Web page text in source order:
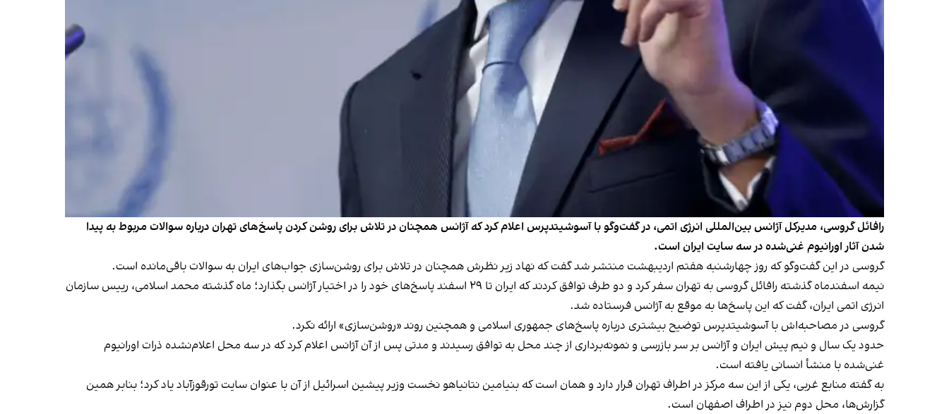
رافائل گروسی، مدیرکل آژانس بین‌المللی انرژی اتمی، در گفت‌وگو با آسوشیتدپرس اعلام کرد که آژانس همچنان در تلاش برای روشن کردن پاسخ‌های تهران درباره سوالات مربوط به پیدا
شدن آثار اورانیوم غنی‌شده در سه سایت ایران است.
گروسی در این گفت‌وگو که روز چهارشنبه هفتم اردیبهشت منتشر شد گفت که نهاد زیر نظرش همچنان در تلاش برای روشن‌سازی جواب‌های ایران به سوالات باقی‌مانده است.
نیمه اسفندماه گذشته رافائل گروسی به تهران سفر کرد و دو طرف توافق کردند که ایران تا ۲۹ اسفند پاسخ‌های خود را در اختیار آژانس بگذارد؛ ماه گذشته محمد اسلامی، رییس سازمان
انرژی اتمی ایران، گفت که این پاسخ‌ها به موقع به آژانس فرستاده شد.
گروسی در مصاحبه‌اش با آسوشیتدپرس توضیح بیشتری درباره پاسخ‌های جمهوری اسلامی و همچنین روند «روشن‌سازی» ارائه نکرد.
حدود یک سال و نیم پیش ایران و آژانس بر سر بازرسی و نمونه‌برداری از چند محل به توافق رسیدند و مدتی پس از آن آژانس اعلام کرد که در سه محل اعلام‌نشده ذرات اورانیوم
غنی‌شده با منشأ انسانی یافته است.
به گفته منابع غربی، یکی از این سه مرکز در اطراف تهران قرار دارد و همان است که بنیامین نتانیاهو نخست وزیر پیشین اسرائیل از آن با عنوان سایت تورقوزآباد یاد کرد؛ بنابر همین
گزارش‌ها، محل دوم نیز در اطراف اصفهان است.